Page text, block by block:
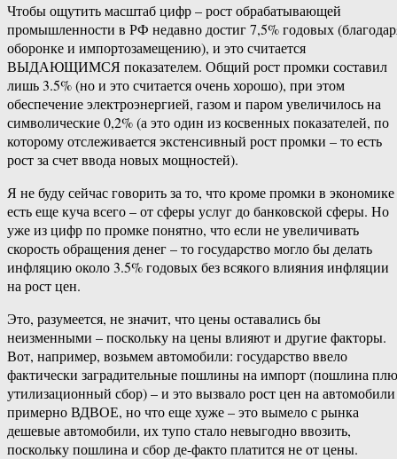
Чтобы ощутить масштаб цифр – рост обрабатывающей
промышленности в РФ недавно достиг 7,5% годовых
оборонке и импортозамещению), и это считается
ВЫДАЮЩИМСЯ показателем. Общий рост промки составил
лишь 3.5% (но и это считается очень хорошо), при этом
обеспечение электроэнергией, газом и паром увеличилось на
символические 0,2% (а это один из косвенных показателей, по
которому отслеживается экстенсивный рост промки – то есть
рост за счет ввода новых мощностей).
Я не буду сейчас говорить за то, что кроме промки в экономике
есть еще куча всего – от сферы услуг до банковской сферы. Но
уже из цифр по промке понятно, что если не увеличивать
скорость обращения денег – то государство могло бы делать
инфляцию около 3.5% годовых без всякого влияния инфляции
на рост цен.
Это, разумеется, не значит, что цены оставались бы
неизменными – поскольку на цены влияют и другие факторы.
Вот, например, возьмем автомобили: государство ввело
фактически заградительные пошлины на импорт (пошлина
утилизационный сбор) – и это вызвало рост цен на автомобили
примерно ВДВОЕ, но что еще хуже – это вымело с рынка
дешевые автомобили, их тупо стало невыгодно ввозить,
поскольку пошлина и сбор де-факто платится не от цены.